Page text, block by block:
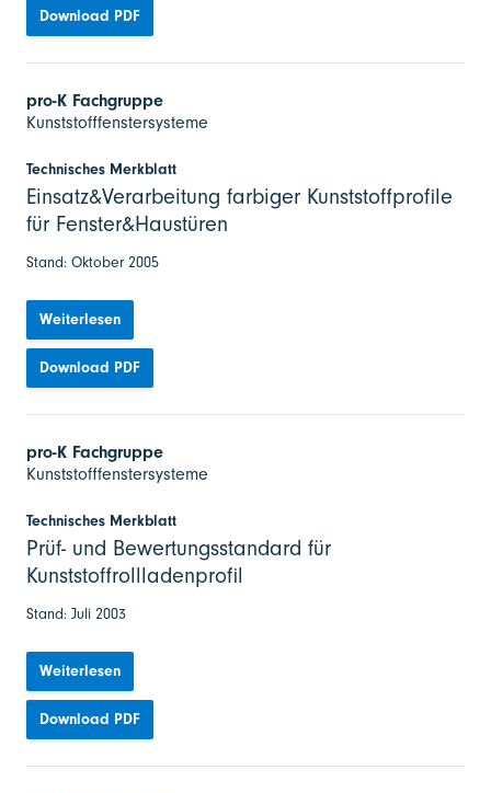
Download PDF
pro-K Fachgruppe
Kunststofffenstersysteme
Technisches Merkblatt
Einsatz&Verarbeitung farbiger Kunststoffprofile
für Fenster&Haustüren
Stand: Oktober 2005
Weiterlesen
Download PDF
pro-K Fachgruppe
Kunststofffenstersysteme
Technisches Merkblatt
Prüf- und Bewertungsstandard für
Kunststoffrollladenprofil
Stand: Juli 2003
Weiterlesen
Download PDF